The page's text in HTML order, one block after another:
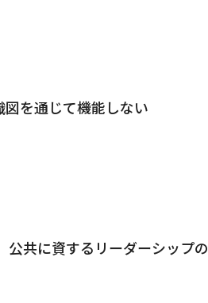
を通じて機能しない
公共に資するリーダーシップの